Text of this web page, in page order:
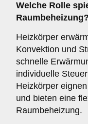
Welche Rolle
Raumbeheizung?
Heizkörper
Konvektion und
schnelle
individuelle
Heizkörper
und bieten eine
Raumbeheizung.